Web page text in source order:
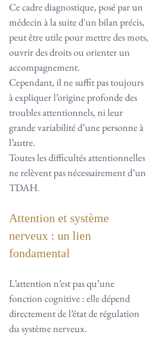
Ce cadre diagnostique, posé par un
médecin à la suite d'un bilan précis,
peut être utile pour mettre des mots,
ouvrir des droits ou orienter un
accompagnement.
Cependant, il ne suffit pas toujours
à expliquer l’origine profonde des
troubles attentionnels, ni leur
grande variabilité d’une personne à
l’autre.
Toutes les difficultés attentionnelles
ne relèvent pas nécessairement d’un
TDAH.
Attention et système
nerveux : un lien
fondamental
L’attention n’est pas qu’une
fonction cognitive : elle dépend
directement de l’état de régulation
du système nerveux.